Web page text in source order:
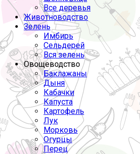
Все деревья
Животноводство
Зелень
Имбирь
Сельдерей
Вся зелень
Овощеводство
Баклажаны
Дыня
Кабачки
Капуста
Картофель
Лук
Морковь
Огурцы
Перец